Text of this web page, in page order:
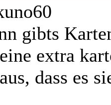
gibts
extra
dass es